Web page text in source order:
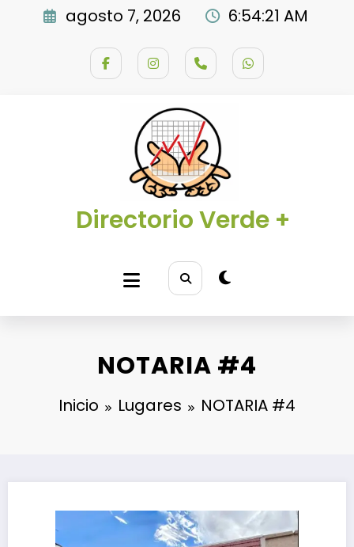
agosto 7, 2026 6:54:22 AM
Directorio Verde +
NOTARIA #4
Inicio Lugares NOTARIA #4